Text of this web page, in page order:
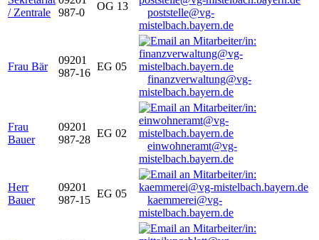
/ Zentrale
987-0
OG 13
poststelle@vg-
mistelbach.bayern.de
Frau Bär
09201
987-16
EG 05
finanzverwaltung@vg-
mistelbach.bayern.de
Frau
Bauer
09201
987-28
EG 02
einwohneramt@vg-
mistelbach.bayern.de
Herr
Bauer
09201
987-15
EG 05
kaemmerei@vg-
mistelbach.bayern.de